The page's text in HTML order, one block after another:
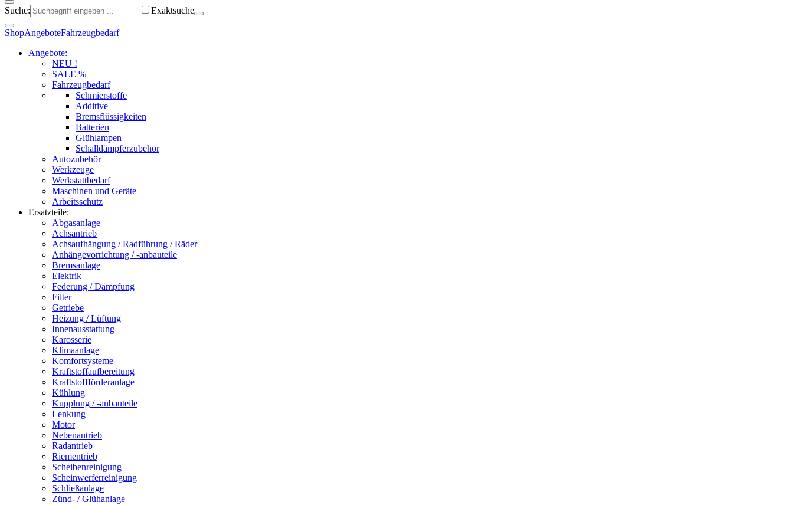
Suche: Exaktsuche
ShopAngeboteFahrzeugbedarf
Angebote:
NEU !
SALE %
Fahrzeugbedarf
Schmierstoffe
Additive
Bremsflüssigkeiten
Batterien
Glühlampen
Schalldämpferzubehör
Autozubehör
Werkzeuge
Werkstattbedarf
Maschinen und Geräte
Arbeitsschutz
Ersatzteile:
Abgasanlage
Achsantrieb
Achsaufhängung / Radführung / Räder
Anhängevorrichtung / -anbauteile
Bremsanlage
Elektrik
Federung / Dämpfung
Filter
Getriebe
Heizung / Lüftung
Innenausstattung
Karosserie
Klimaanlage
Komfortsysteme
Kraftstoffaufbereitung
Kraftstoffförderanlage
Kühlung
Kupplung / -anbauteile
Lenkung
Motor
Nebenantrieb
Radantrieb
Riementrieb
Scheibenreinigung
Scheinwerferreinigung
Schließanlage
Zünd- / Glühanlage